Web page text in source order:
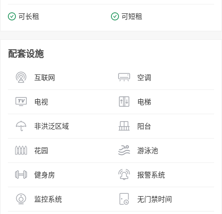
可长租 可短租
配套设施
互联网 空调
电视 电梯
非洪泛区域 阳台
花园 游泳池
健身房 报警系统
监控系统 无门禁时间